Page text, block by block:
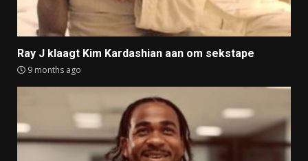
Ray J klaagt Kim Kardashian aan om sekstape
9 months ago